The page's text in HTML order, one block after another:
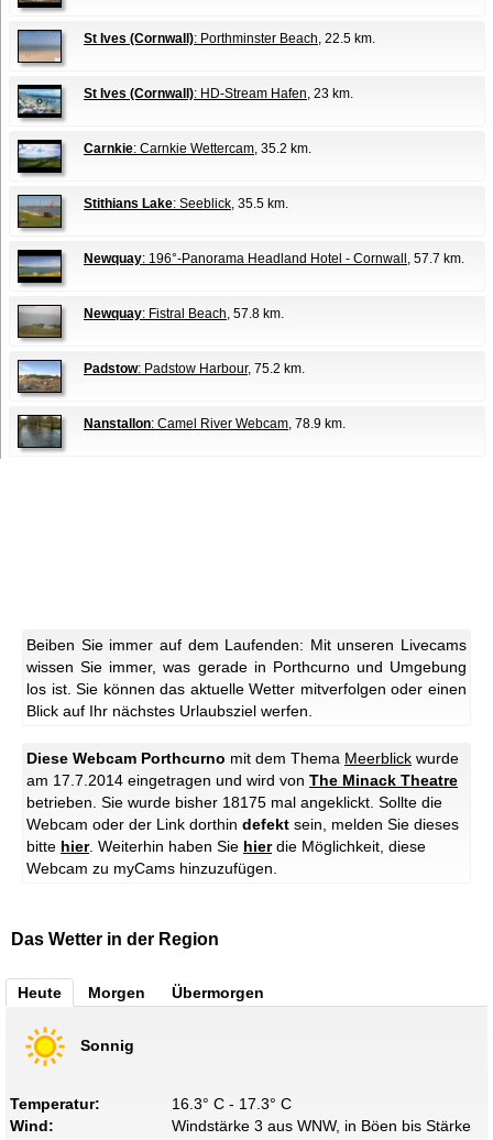
St Ives (Cornwall): Porthminster Beach, 22.5 km.
St Ives (Cornwall): HD-Stream Hafen, 23 km.
Carnkie: Carnkie Wettercam, 35.2 km.
Stithians Lake: Seeblick, 35.5 km.
Newquay: 196°-Panorama Headland Hotel - Cornwall , 57.7 km.
Newquay: Fistral Beach, 57.8 km.
Padstow: Padstow Harbour, 75.2 km.
Nanstallon: Camel River Webcam, 78.9 km.
Beiben Sie immer auf dem Laufenden: Mit unseren Livecams
wissen Sie immer, was gerade in Porthcurno und Umgebung
los ist. Sie können das aktuelle Wetter mitverfolgen oder einen
Blick auf Ihr nächstes Urlaubsziel werfen.
Diese Webcam Porthcurno mit dem Thema Meerblick wurde
am 17.7.2014 eingetragen und wird von The Minack Theatre
betrieben. Sie wurde bisher 18175 mal angeklickt. Sollte die
Webcam oder der Link dorthin defekt sein, melden Sie dieses
bitte hier. Weiterhin haben Sie hierdie Möglichkeit, diese
Webcam zu myCams hinzuzufügen.
Das Wetter in der Region
Heute Morgen Übermorgen
Sonnig
Temperatur:
16.3° C - 17.3° C
Wind:
Windstärke 3 aus WNW, in Böen bis Stärke